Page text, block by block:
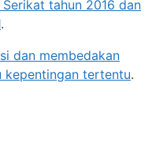
tahun 2016 dan
.
dan membedakan
kepentingan tertentu.